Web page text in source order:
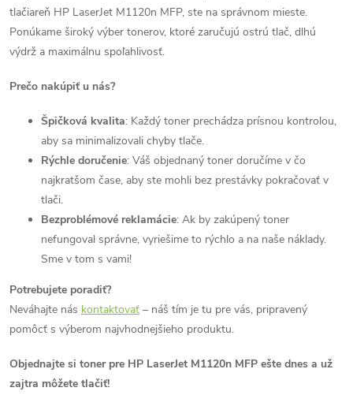
tlačiareň HP LaserJet M1120n MFP, ste na správnom mieste.
Ponúkame široký výber tonerov, ktoré zaručujú ostrú tlač, dlhú
výdrž a maximálnu spoľahlivosť.
Prečo nakúpiť u nás?
Špičková kvalita: Každý toner prechádza prísnou kontrolou,
aby sa minimalizovali chyby tlače.
Rýchle doručenie: Váš objednaný toner doručíme v čo
najkratšom čase, aby ste mohli bez prestávky pokračovať v
tlači.
Bezproblémové reklamácie: Ak by zakúpený toner
nefungoval správne, vyriešime to rýchlo a na naše náklady.
Sme v tom s vami!
Potrebujete poradiť?
Neváhajte nás kontaktovať – náš tím je tu pre vás, pripravený
pomôcť s výberom najvhodnejšieho produktu.
Objednajte si toner pre HP LaserJet M1120n MFP ešte dnes a už
zajtra môžete tlačiť!